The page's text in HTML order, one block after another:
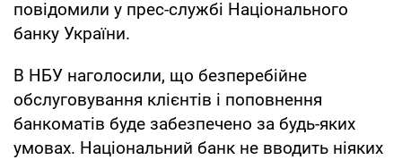
повідомили у прес-службі Національного
банку України.
В НБУ наголосили, що безперебійне
обслуговування клієнтів і поповнення
банкоматів буде забезпечено за будь-яких
умовах. Національний банк не вводить ніяких